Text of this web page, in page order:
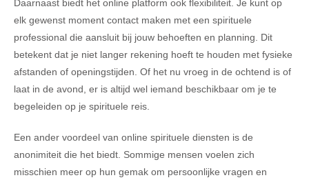
Daarnaast biedt het online platform ook flexibiliteit. Je kunt op
elk gewenst moment contact maken met een spirituele
professional die aansluit bij jouw behoeften en planning. Dit
betekent dat je niet langer rekening hoeft te houden met fysieke
afstanden of openingstijden. Of het nu vroeg in de ochtend is of
laat in de avond, er is altijd wel iemand beschikbaar om je te
begeleiden op je spirituele reis.
Een ander voordeel van online spirituele diensten is de
anonimiteit die het biedt. Sommige mensen voelen zich
misschien meer op hun gemak om persoonlijke vragen en